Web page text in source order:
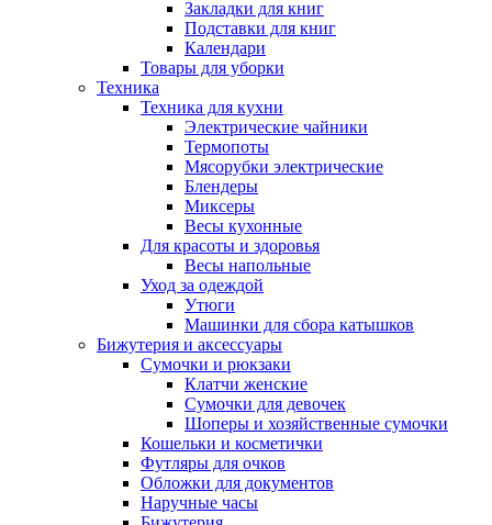
Закладки для книг
Подставки для книг
Календари
Товары для уборки
Техника
Техника для кухни
Электрические чайники
Термопоты
Мясорубки электрические
Блендеры
Миксеры
Весы кухонные
Для красоты и здоровья
Весы напольные
Уход за одеждой
Утюги
Машинки для сбора катышков
Бижутерия и аксессуары
Сумочки и рюкзаки
Клатчи женские
Сумочки для девочек
Шоперы и хозяйственные сумочки
Кошельки и косметички
Футляры для очков
Обложки для документов
Наручные часы